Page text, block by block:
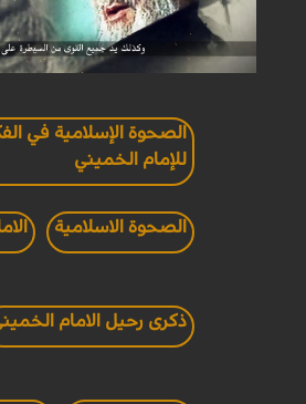
الصحوة الإسلامية في
للإمام الخميني
الصحوة الاسلامية
ذكرى رحيل الامام